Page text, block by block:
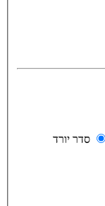
סדר יורד